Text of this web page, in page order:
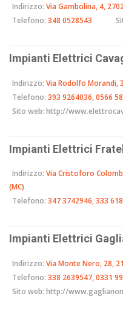
Indirizzo: Via Gambolina, 4,
Telefono: 348 0528543
Impianti Elettrici
Indirizzo: Via Rodolfo Morandi,
Telefono: 393 9264036, 0566
Sito web: http://
Impianti Elettrici
Indirizzo: Via Cristoforo
(MC)
Telefono: 347 3742946, 333
Impianti Elettrici
Indirizzo: Via Monte Nero, 28,
Telefono: 338 2639547, 0331
Sito web: http://